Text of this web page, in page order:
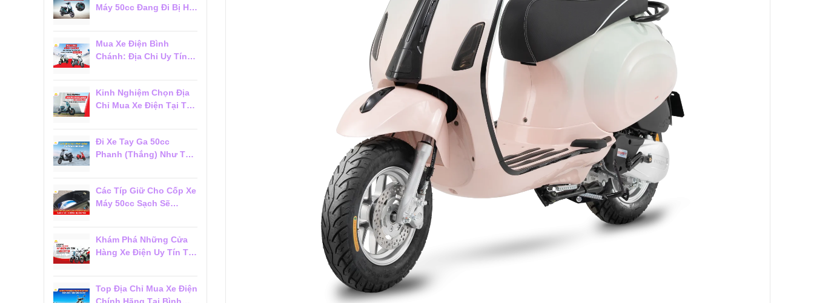
Máy 50cc Đang Đi Bị Hụt
Mua Xe Điện Bình
Chánh: Địa Chỉ Uy Tín,
Kinh Nghiệm Chọn Địa
Chỉ Mua Xe Điện Tại Tân
Đi Xe Tay Ga 50cc
Phanh (Thắng) Như Thế
Các Típ Giữ Cho Cốp Xe
Máy 50cc Sạch Sẽ
Khám Phá Những Cửa
Hàng Xe Điện Uy Tín Tại
Top Địa Chỉ Mua Xe Điện